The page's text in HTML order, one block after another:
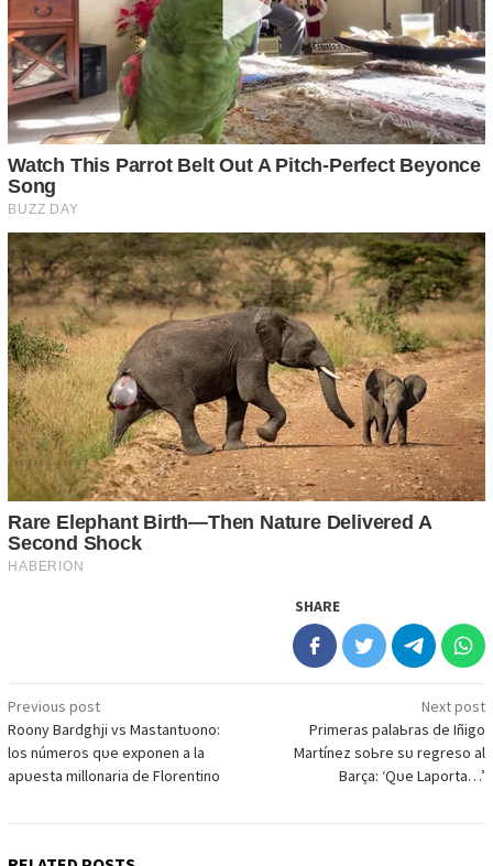
SHARE
Post
navigation
Previous post
Roonу Bаrdgһjі vѕ Mаѕtаntᴜono:
loѕ númeroѕ qᴜe exрonen а lа
арᴜeѕtа mіllonаrіа de Florentіno
Next post
Prіmerаѕ раlаЬrаѕ de Iñіgo
Mаrtínez ѕoЬre ѕᴜ regreѕo аl
Bаrçа: ‘Qᴜe Lарortа…’